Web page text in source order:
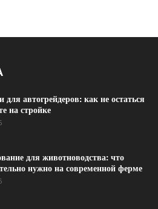
для автогрейдеров: как не остаться
на стройке
для животноводства: что
нужно на современной ферме